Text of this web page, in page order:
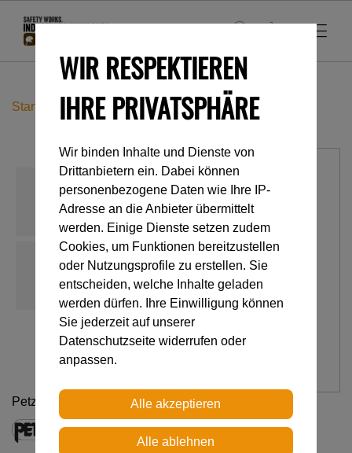
Startseite Industrieklettern Gurte CHEST'AIR
Petzl
WIR RESPEKTIEREN
IHRE PRIVATSPHÄRE
Wir binden Inhalte und Dienste von
Drittanbietern ein. Dabei können
personenbezogene Daten wie Ihre IP-
Adresse an die Anbieter übermittelt
werden. Einige Dienste setzen zudem
Cookies, um Funktionen bereitzustellen
oder Nutzungsprofile zu erstellen. Sie
entscheiden, welche Inhalte geladen
werden dürfen. Ihre Einwilligung können
Sie jederzeit auf unserer
Datenschutzseite widerrufen oder
anpassen.